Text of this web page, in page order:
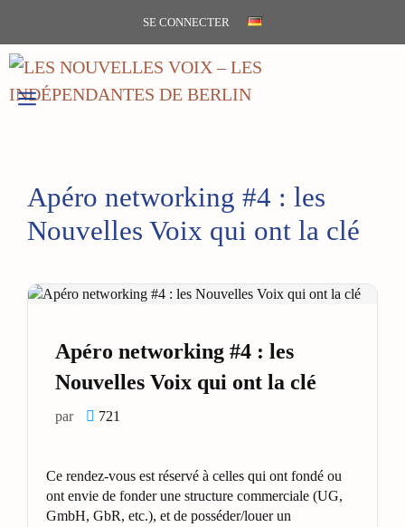
au
contenu
SE CONNECTER
MENU
Apéro networking #4 : les
Nouvelles Voix qui ont la clé
Apéro networking #4 : les
Nouvelles Voix qui ont la clé
par 721
Ce rendez-vous est réservé à celles qui ont fondé ou
ont envie de fonder une structure commerciale (UG,
GmbH, GbR, etc.), et de posséder/louer un